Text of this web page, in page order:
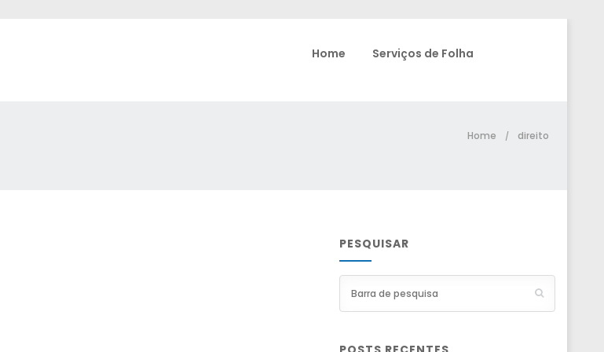
Home Serviços de Folha
Home / direito
PESQUISAR